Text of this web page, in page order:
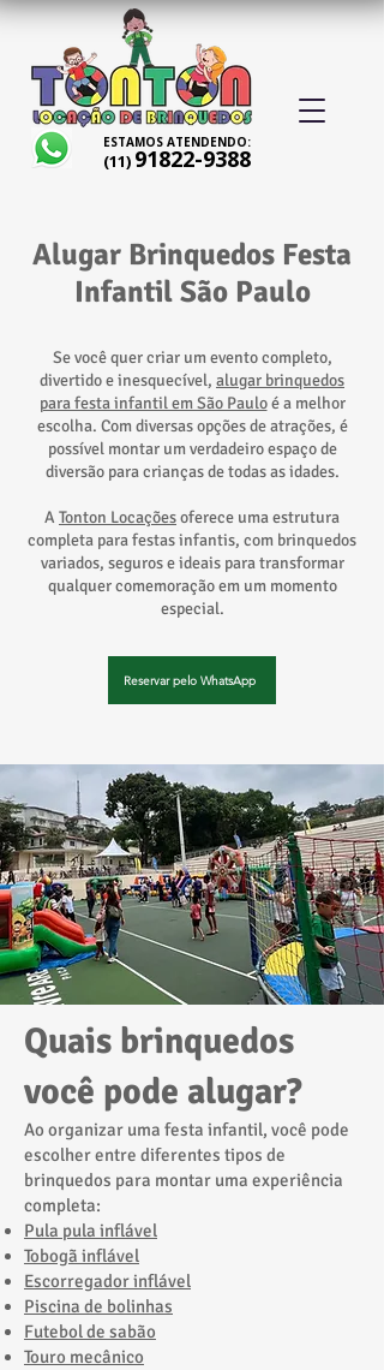
ESTAMOS ATENDENDO:
(11) 91822-9388
Alugar Brinquedos Festa
Infantil São Paulo
Se você quer criar um evento completo,
divertido e inesquecível, alugar brinquedos
para festa infantil em São Pauloé a melhor
escolha. Com diversas opções de atrações, é
possível montar um verdadeiro espaço de
diversão para crianças de todas as idades.
A Tonton Locaçõesoferece uma estrutura
completa para festas infantis, com brinquedos
variados, seguros e ideais para transformar
qualquer comemoração em um momento
especial.
Reservar pelo WhatsApp
Quais brinquedos
você pode alugar?
Ao organizar uma festa infantil, você pode
escolher entre diferentes tipos de
brinquedos para montar uma experiência
completa:
Pula pula inflável
Tobogã inflável
Escorregador inflável
Piscina de bolinhas
Futebol de sabão
Touro mecânico